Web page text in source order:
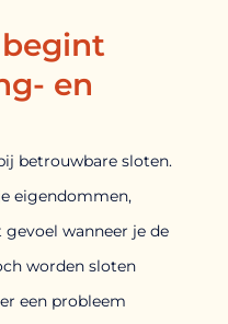
en
betrouwbare sloten.
eigendommen,
wanneer je de
worden sloten
een probleem